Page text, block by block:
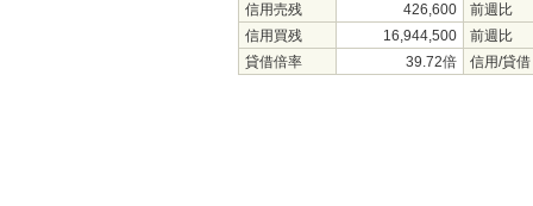
信用売残
426,600
前週比
信用買残
16,944,500
前週比
貸借倍率
39.72倍 信用/貸借